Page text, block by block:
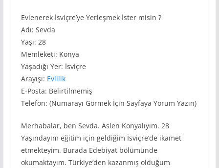
Evlenerek İsviçre’ye Yerleşmek İster misin ?
Adı: Sevda
Yaşı: 28
Memleketi: Konya
Yaşadığı Yer: İsviçre
Arayışı: Evlilik
E-Posta: Belirtilmemiş
Telefon: (Numarayı Görmek İçin Sayfaya Yorum Yazın)
Merhabalar, ben Sevda. Aslen Konyalıyım. 28
Yaşındayım eğitim için geldiğim İsviçre’de ikamet
etmekteyim. Burada Edebiyat bölümünde
okumaktayım. Türkiye’den kazanmış olduğum